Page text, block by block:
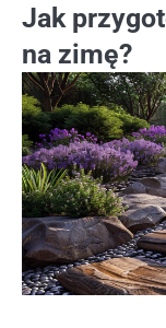
Jak
na zimę?